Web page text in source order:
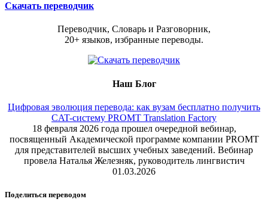
Скачать переводчик
Переводчик, Словарь и Разговорник,
20+ языков, избранные переводы.
Наш Блог
Цифровая эволюция перевода: как вузам бесплатно получить
CAT-систему PROMT Translation Factory
18 февраля 2026 года прошел очередной вебинар,
посвященный Академической программе компании PROMT
для представителей высших учебных заведений. Вебинар
провела Наталья Железняк, руководитель лингвистич
01.03.2026
Поделиться переводом